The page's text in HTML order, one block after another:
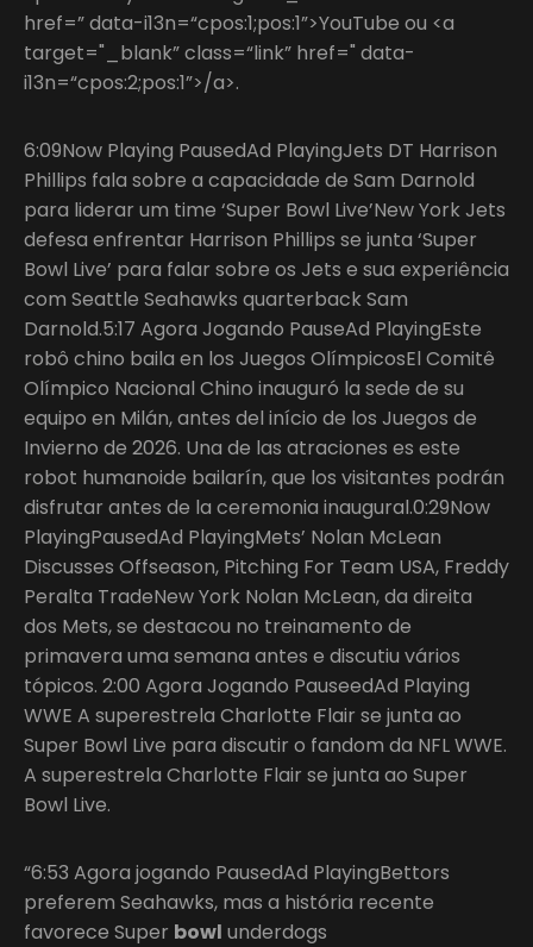
href=” data-i13n=“cpos:1;pos:1”>YouTube ou <a
target="_blank” class=“link” href=" data-
i13n=“cpos:2;pos:1”>/a>.
6:09Now Playing PausedAd PlayingJets DT Harrison
Phillips fala sobre a capacidade de Sam Darnold
para liderar um time ‘Super Bowl Live’New York Jets
defesa enfrentar Harrison Phillips se junta ‘Super
Bowl Live’ para falar sobre os Jets e sua experiência
com Seattle Seahawks quarterback Sam
Darnold.5:17 Agora Jogando PauseAd PlayingEste
robô chino baila en los Juegos OlímpicosEl Comitê
Olímpico Nacional Chino inauguró la sede de su
equipo en Milán, antes del início de los Juegos de
Invierno de 2026. Una de las atraciones es este
robot humanoide bailarín, que los visitantes podrán
disfrutar antes de la ceremonia inaugural.0:29Now
PlayingPausedAd PlayingMets’ Nolan McLean
Discusses Offseason, Pitching For Team USA, Freddy
Peralta TradeNew York Nolan McLean, da direita
dos Mets, se destacou no treinamento de
primavera uma semana antes e discutiu vários
tópicos. 2:00 Agora Jogando PauseedAd Playing
WWE A superestrela Charlotte Flair se junta ao
Super Bowl Live para discutir o fandom da NFL WWE.
A superestrela Charlotte Flair se junta ao Super
Bowl Live.
“6:53 Agora jogando PausedAd PlayingBettors
preferem Seahawks, mas a história recente
favorece Super bowl underdogs